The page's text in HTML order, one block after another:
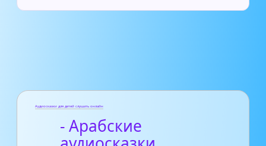
Аудиосказки для детей слушать онлайн
- Арабские